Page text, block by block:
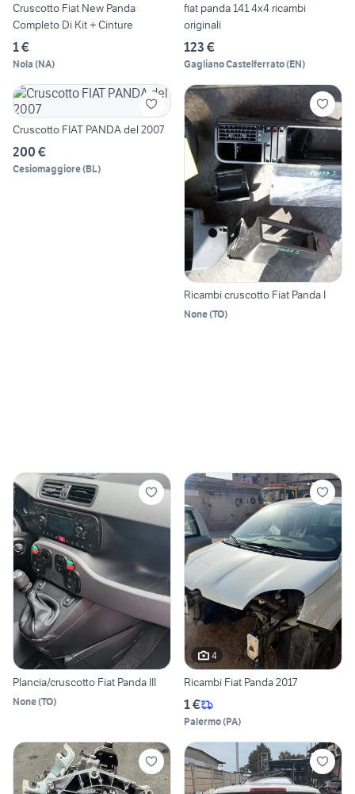
Cruscotto Fiat New Panda
Completo Di Kit + Cinture
1 €
Nola (NA)
fiat panda 141 4x4 ricambi
originali
123 €
Gagliano Castelferrato(EN)
Cruscotto FIAT PANDA del 2007
200 €
Cesiomaggiore(BL)
Ricambi cruscotto Fiat Panda I
None(TO)
Plancia/cruscotto Fiat Panda III
None(TO)
4
Ricambi Fiat Panda 2017
1 €
Palermo(PA)